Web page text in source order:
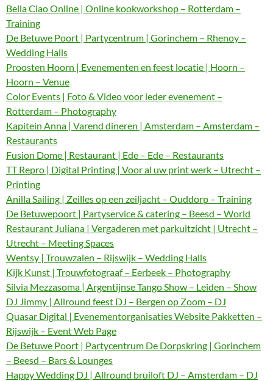
Bella Ciao Online | Online kookworkshop – Rotterdam –
Training
De Betuwe Poort | Partycentrum | Gorinchem – Rhenoy –
Wedding Halls
Proosten Hoorn | Evenementen en feest locatie | Hoorn –
Hoorn – Venue
Color Events | Foto & Video voor ieder evenement –
Rotterdam – Photography
Kapitein Anna | Varend dineren | Amsterdam – Amsterdam –
Restaurants
Fusion Dome | Restaurant | Ede – Ede – Restaurants
TT Repro | Digital Printing | Voor al uw print werk – Utrecht –
Printing
Anilla Sailing | Zeilles op een zeiljacht – Ouddorp – Training
De Betuwepoort | Partyservice & catering – Beesd – World
Restaurant Juliana | Vergaderen met parkuitzicht | Utrecht –
Utrecht – Meeting Spaces
Wentsy | Trouwzalen – Rijswijk – Wedding Halls
Kijk Kunst | Trouwfotograaf – Eerbeek – Photography
Silvia Mezzasoma | Argentijnse Tango Show – Leiden – Show
DJ Jimmy | Allround feest DJ – Bergen op Zoom – DJ
Quasar Digital | Evenementorganisaties Website Pakketten –
Rijswijk – Event Web Page
De Betuwe Poort | Partycentrum De Dorpskring | Gorinchem
– Beesd – Bars & Lounges
Happy Wedding DJ | Allround bruiloft DJ – Amsterdam – DJ